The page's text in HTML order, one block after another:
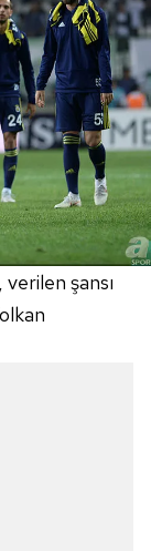
şansı